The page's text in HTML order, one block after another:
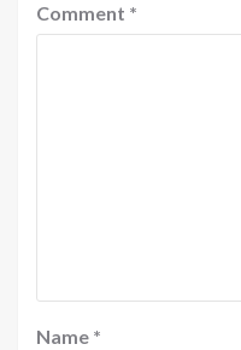
Comment *
Name *